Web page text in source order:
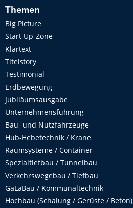
Themen
Big Picture
Start-Up-Zone
Klartext
Titelstory
Testimonial
Erdbewegung
Jubiläumsausgabe
Unternehmensführung
Bau- und Nutzfahrzeuge
Hub-Hebetechnik / Krane
Raumsysteme / Container
Spezialtiefbau / Tunnelbau
Verkehrswegebau / Tiefbau
GaLaBau / Kommunaltechnik
Hochbau (Schalung / Gerüste / Beton)